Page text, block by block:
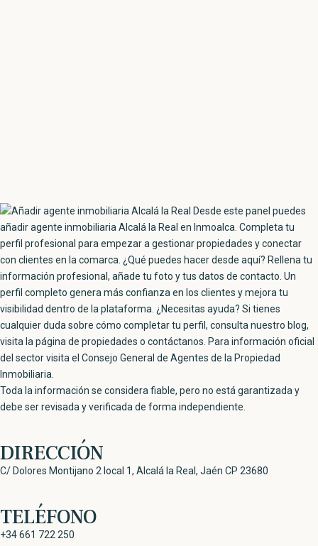
Toda la información se considera fiable, pero no está garantizada y
debe ser revisada y verificada de forma independiente.
DIRECCIÓN
C/ Dolores Montijano 2 local 1, Alcalá la Real, Jaén CP 23680
TELÉFONO
+34 661 722 250